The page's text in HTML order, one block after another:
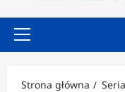
Menu
Strona główna